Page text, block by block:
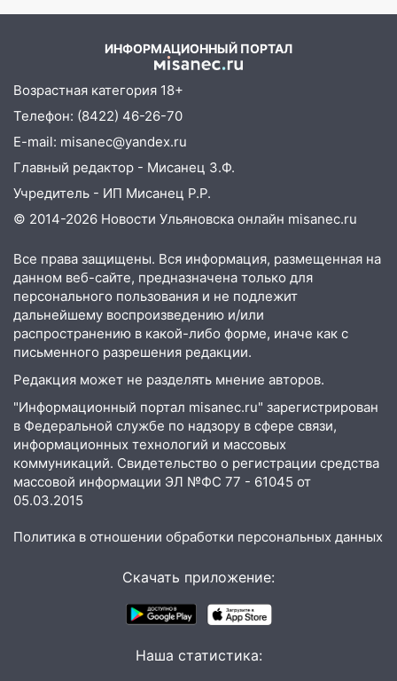
ракетную опасность: звучат сирены
20:40
Ульяновские аграрии смогут
купить тракторы с отсрочкой платежа
до декабря
19:34 В следственном управлении
состоялось торжественное
мероприятие, приуроченное к
следствия Российской Федерации
19:30 Ульяновцев приглашают
поддержать «Симбирскую чебурашку»
на фестивале «ФормАРТ»
18:11 Ульяновская область стала
пилотным регионом проекта
«Культурное долголетие»
17:23 Прогноз погоды в Ульяновской
области на 8 августа
17:16
В реанимацию Ульяновской
областной больницы поступили шесть
ремонтируют дороги, ставят остановки
В Ульяновске установили ещё
девять бункеров для крупногабаритного
ИНФОРМАЦИОННЫЙ ПОРТАЛ
Возрастная категория 18+
Телефон: (8422) 46-26-70
E-mail: misanec@yandex.ru
Главный редактор - Мисанец З.Ф.
Учредитель - ИП Мисанец Р.Р.
© 2014-2026 Новости Ульяновска онлайн misanec.ru
Все права защищены. Вся информация, размещенная на
данном веб-сайте, предназначена только для
персонального пользования и не подлежит
дальнейшему воспроизведению и/или
распространению в какой-либо форме, иначе как с
письменного разрешения редакции.
Редакция может не разделять мнение авторов.
"Информационный портал misanec.ru" зарегистрирован
в Федеральной службе по надзору в сфере связи,
информационных технологий и массовых
коммуникаций. Свидетельство о регистрации средства
массовой информации ЭЛ №ФС 77 - 61045 от
05.03.2015
Политика в отношении обработки персональных данных
Скачать приложение:
Наша статистика: